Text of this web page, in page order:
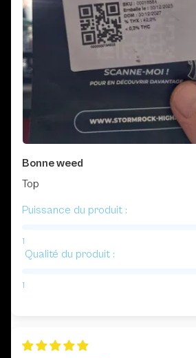
Bonne weed
Top
Puissance du produit :
1
Qualité du produit :
1